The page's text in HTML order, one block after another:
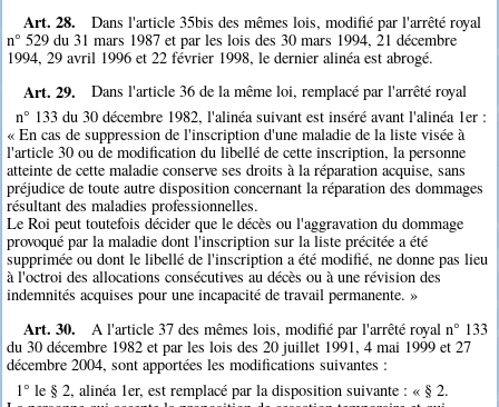
Art. 28.
Dans l'article 35bis des mêmes lois, modifié par l'arrêté royal
n° 529 du 31 mars 1987 et par les lois des 30 mars 1994, 21 décembre
1994, 29 avril 1996 et 22 février 1998, le dernier alinéa est abrogé.
Art. 29.
Dans l'article 36 de la même loi, remplacé par l'arrêté royal
n° 133 du 30 décembre 1982, l'alinéa suivant est inséré avant l'alinéa 1er :
« En cas de suppression de l'inscription d'une maladie de la liste visée à
l'article 30 ou de modification du libellé de cette inscription, la personne
atteinte de cette maladie conserve ses droits à la réparation acquise, sans
préjudice de toute autre disposition concernant la réparation des dommages
résultant des maladies professionnelles.
Le Roi peut toutefois décider que le décès ou l'aggravation du dommage
provoqué par la maladie dont l'inscription sur la liste précitée a été
supprimée ou dont le libellé de l'inscription a été modifié, ne donne pas lieu
à l'octroi des allocations consécutives au décès ou à une révision des
indemnités acquises pour une incapacité de travail permanente. »
Art. 30.
A l'article 37 des mêmes lois, modifié par l'arrêté royal n° 133
du 30 décembre 1982 et par les lois des 20 juillet 1991, 4 mai 1999 et 27
décembre 2004, sont apportées les modifications suivantes :
1° le § 2, alinéa 1er, est remplacé par la disposition suivante : « § 2.